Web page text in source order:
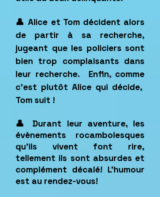
👤 Alice et Tom décident alors
de partir à sa recherche,
jugeant que les policiers sont
bien trop complaisants dans
leur recherche. Enfin, comme
c’est plutôt Alice qui décide,
Tom suit !
👤 Durant leur aventure, les
évènements rocambolesques
qu’ils vivent font rire,
tellement ils sont absurdes et
complément décalé! L’humour
est au rendez-vous!